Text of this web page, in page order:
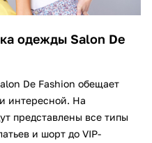
одежды Salon De
De Fashion обещает
интересной. На
представлены все типы
и шорт до VIP-